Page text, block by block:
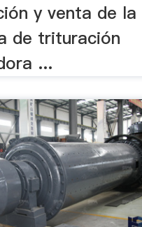
y venta de la
de trituración
...